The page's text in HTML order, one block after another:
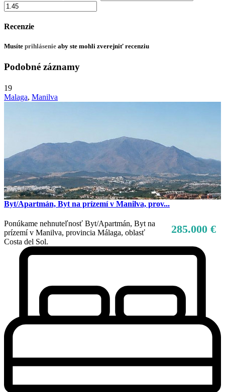
Recenzie
Musíte prihlásenie aby ste mohli zverejniť recenziu
Podobné záznamy
19
Malaga, Manilva
Byt/Apartmán, Byt na prízemí v Manilva, prov...
285.000 €
Ponúkame nehnuteľnosť Byt/Apartmán, Byt na
prízemí v Manilva, provincia Málaga, oblasť
Costa del Sol.